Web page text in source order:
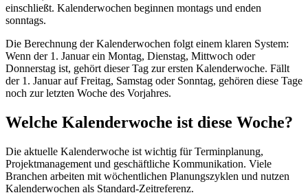
einschließt. Kalenderwochen beginnen montags und enden
sonntags.
Die Berechnung der Kalenderwochen folgt einem klaren System:
Wenn der 1. Januar ein Montag, Dienstag, Mittwoch oder
Donnerstag ist, gehört dieser Tag zur ersten Kalenderwoche. Fällt
der 1. Januar auf Freitag, Samstag oder Sonntag, gehören diese Tage
noch zur letzten Woche des Vorjahres.
Welche Kalenderwoche ist diese Woche?
Die aktuelle Kalenderwoche ist wichtig für Terminplanung,
Projektmanagement und geschäftliche Kommunikation. Viele
Branchen arbeiten mit wöchentlichen Planungszyklen und nutzen
Kalenderwochen als Standard-Zeitreferenz.